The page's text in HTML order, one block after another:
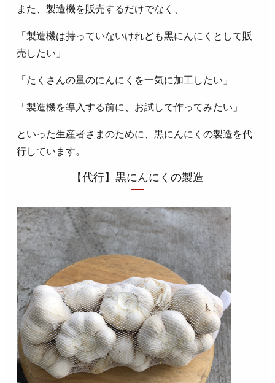
また、製造機を販売するだけでなく、
「製造機は持っていないけれども黒にんにくとして販
売したい」
「たくさんの量のにんにくを一気に加工したい」
「製造機を導入する前に、お試しで作ってみたい」
といった生産者さまのために、黒にんにくの製造を代
行しています。
【代行】黒にんにくの製造